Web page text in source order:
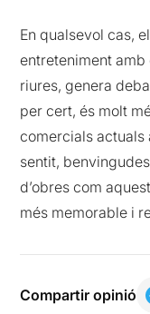
En qualsevol cas,
entreteniment
riures, genera
per cert, és molt
comercials actuals
sentit,
d’obres com
més memorable i
Compartir opinió